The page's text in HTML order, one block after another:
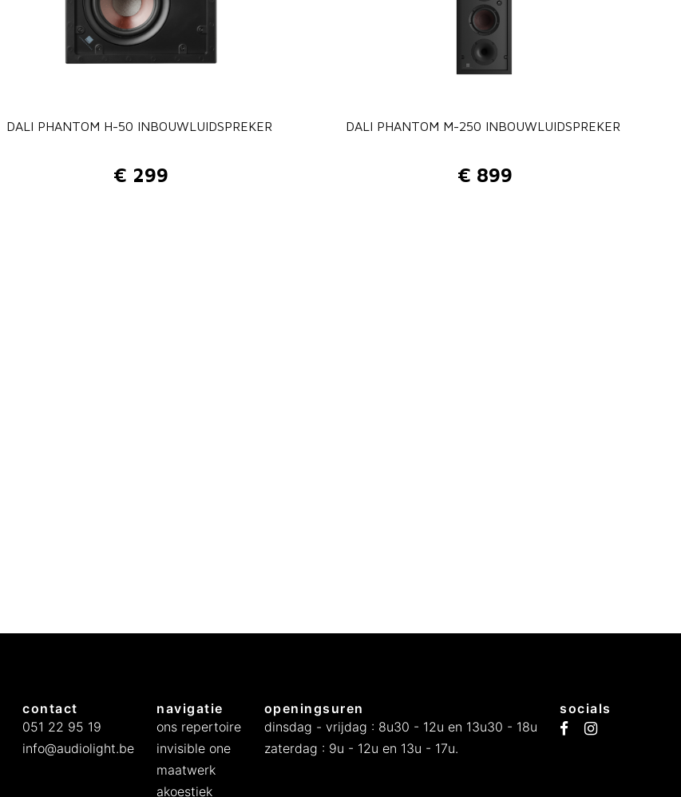
DALI PHANTOM H-50 INBOUWLUIDSPREKER
€ 299
DALI PHANTOM M-250 INBOUWLUIDSPREKER
€ 899
contact
051 22 95 19
info@audiolight.be
navigatie
ons repertoire
invisible one
maatwerk
akoestiek
openingsuren
dinsdag - vrijdag : 8u30 - 12u en 13u30 - 18u
zaterdag : 9u - 12u en 13u - 17u.
socials